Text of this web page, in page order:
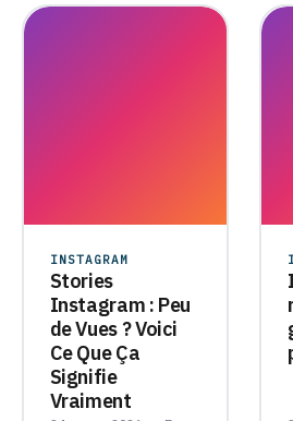
INSTAGRAM
Stories
Instagram : Peu
de Vues ? Voici
Ce Que Ça
Signifie
Vraiment